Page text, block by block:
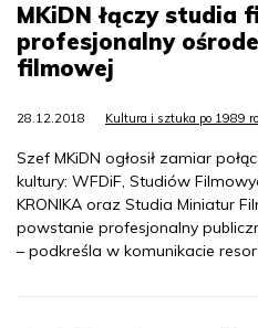
MKiDN łączy studia
profesjonalny
filmowej
28.12.2018 Kultura i sztuka po 1989
Szef MKiDN ogłosił zamiar
kultury: WFDiF, Studiów
KRONIKA oraz Studia Miniatur
powstanie profesjonalny
– podkreśla w komunikacie